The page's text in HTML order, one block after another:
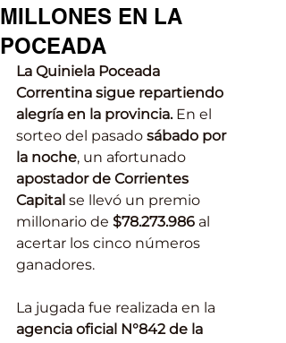
MILLONES EN LA
POCEADA
La Quiniela Poceada
Correntina sigue repartiendo
alegría en la provincia. En el
sorteo del pasado sábado por
la noche, un afortunado
apostador de Corrientes
Capital se llevó un premio
millonario de $78.273.986 al
acertar los cinco números
ganadores.
La jugada fue realizada en la
agencia oficial N°842 de la